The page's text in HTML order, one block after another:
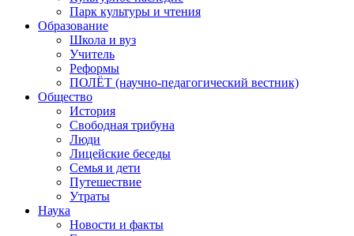
Парк культуры и чтения
Образование
Школа и вуз
Учитель
Реформы
ПОЛЁТ (научно-педагогический вестник)
Общество
История
Свободная трибуна
Люди
Лицейские беседы
Семья и дети
Путешествие
Утраты
Наука
Новости и факты